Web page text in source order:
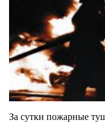
За сутки пожарные